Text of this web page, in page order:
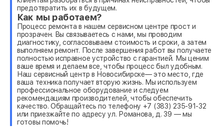
предотвратить их в будущем.
Как мы работаем?
Процесс ремонта в нашем сервисном центре прост и
прозрачен. Вы связываетесь с нами, мы проводим
диагностику, согласовываем стоимость и сроки, а затем
выполняем ремонт. После завершения работ вы получаете
полностью исправное устройство с гарантией. Мы ценим
ваше время и делаем все, чтобы процесс был удобным.
Наш сервисный центр в Новосибирске— это место, где
ваша техника получает вторую жизнь. Мы используем
профессиональное оборудование и следуем
рекомендациям производителей, чтобы обеспечить
качество. Обращайтесь по телефону +7 (383) 235-91-32
или приезжайте по адресу ул. Романова, д. 39 — мы
готовы помочь!